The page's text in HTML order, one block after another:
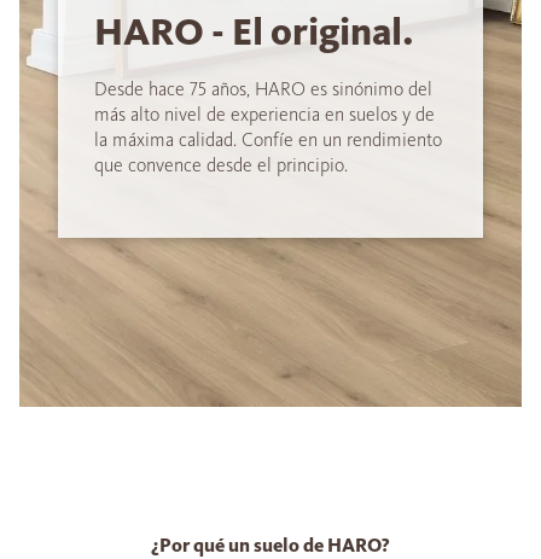
HARO - El original.
Desde hace 75 años, HARO es sinónimo del
más alto nivel de experiencia en suelos y de
la máxima calidad. Confíe en un rendimiento
que convence desde el principio.
¿Por qué un suelo de HARO?